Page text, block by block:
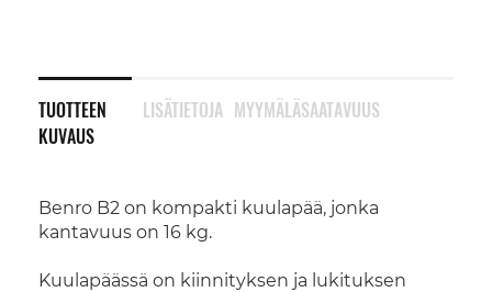
TUOTTEEN
KUVAUS
Benro B2 on kompakti kuulapää, jonka
kantavuus on 16 kg.
Kuulapäässä on kiinnityksen ja lukituksen
LISÄTIETOJA MYYMÄLÄSAATAVUUS